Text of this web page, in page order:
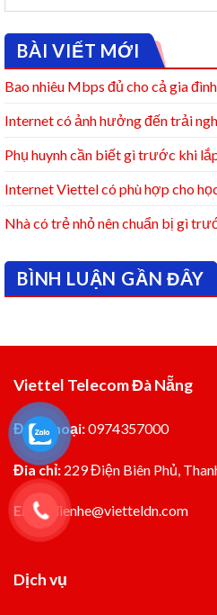
BÀI VIẾT MỚI
Bao nhiêu Mbps đủ cho cả gia
Internet có ảnh hưởng đến trải
Phụ huynh cần biết gì trước khi
Internet Viettel có phù hợp cho
Nhà có trẻ nhỏ nên chuẩn bị gì
BÌNH LUẬN GẦN ĐÂY
Viettel Telecom Đà Nẵng
Điện thoại:0974357000
Đia chỉ: 229 Điện Biên Phủ,
Email: lienhe@vietteldn.com
Dịch vụ